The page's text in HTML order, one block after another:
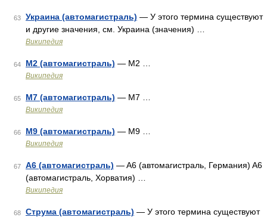
63 Украина (автомагистраль) — У этого термина существуют
и другие значения, см. Украина (значения) …
Википедия
64 М2 (автомагистраль) — М2 …
Википедия
65 М7 (автомагистраль) — М7 …
Википедия
66 М9 (автомагистраль) — М9 …
Википедия
67 A6 (автомагистраль) — A6 (автомагистраль, Германия) A6
(автомагистраль, Хорватия) …
Википедия
68 Струма (автомагистраль) — У этого термина существуют